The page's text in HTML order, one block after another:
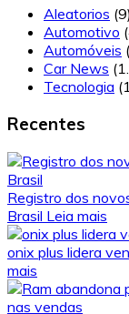
Aleatorios (9)
Automotivo
Automóveis
Car News
Tecnologia
Recentes
Registro dos
Brasil Leia mais
onix plus lidera
mais